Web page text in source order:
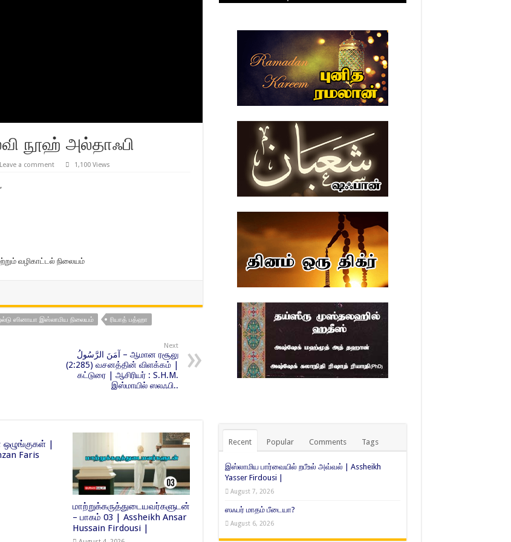
நூஹ் அல்தாஃபி
Leave a comment 1,100 Views
வழிகாட்டல் நிலையம்
ஸினாயா இஸ்லாமிய நிலையம் ரியாத் பத்ஹா
Next
آمَنَ الرَّسُولُ – ஆமான ரசூலு
(2:285) வசனத்தின் விளக்கம் |
கட்டுரை | ஆசிரியர் : S.H.M.
இஸ்மாயில் ஸலஃபி..
|
Faris
மாற்றுக்கருத்துடையவர்களுடன்
– பாகம் 03 | Assheikh Ansar
Hussain Firdousi |
Recent Popular Comments Tags
இஸ்லாமிய பார்வையில் றபீஉல் அவ்வல் | Assheikh
Yasser Firdousi |
August 7, 2026
ஸஃபர் மாதம் பீடையா?
August 6, 2026